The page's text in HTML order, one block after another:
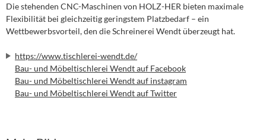
Die stehenden CNC-Maschinen von HOLZ-HER bieten maximale
Flexibilität bei gleichzeitig geringstem Platzbedarf – ein
Wettbewerbsvorteil, den die Schreinerei Wendt überzeugt hat.
https://www.tischlerei-wendt.de/
Bau- und Möbeltischlerei Wendt auf Facebook
Bau- und Möbeltischlerei Wendt auf instagram
Bau- und Möbeltischlerei Wendt auf Twitter